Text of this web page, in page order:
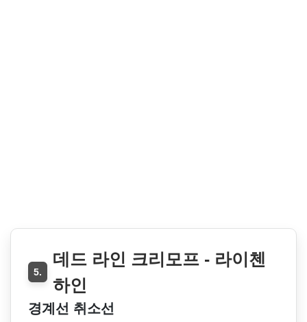
5.
데드 라인 크리모프 - 라이첸
하인
경계선 취소선